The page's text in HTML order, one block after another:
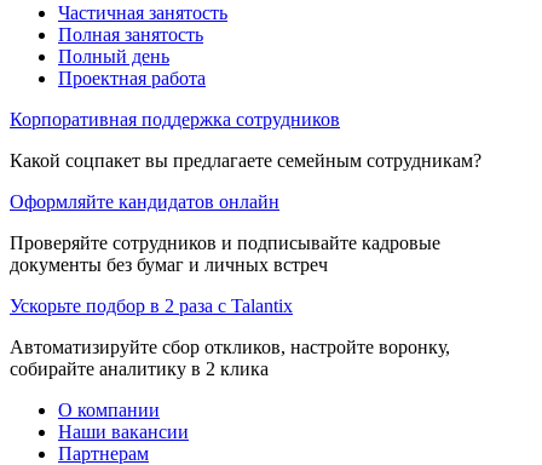
Частичная занятость
Полная занятость
Полный день
Проектная работа
Корпоративная поддержка сотрудников
Какой соцпакет вы предлагаете семейным сотрудникам?
Оформляйте кандидатов онлайн
Проверяйте сотрудников и подписывайте кадровые
документы без бумаг и личных встреч
Ускорьте подбор в 2 раза с Talantix
Автоматизируйте сбор откликов, настройте воронку,
собирайте аналитику в 2 клика
О компании
Наши вакансии
Партнерам